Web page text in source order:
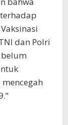
dan Polri